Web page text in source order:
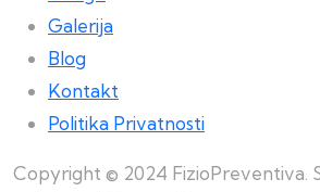
Galerija
Blog
Kontakt
Politika Privatnosti
Copyright © 2024 FizioPreventiva.